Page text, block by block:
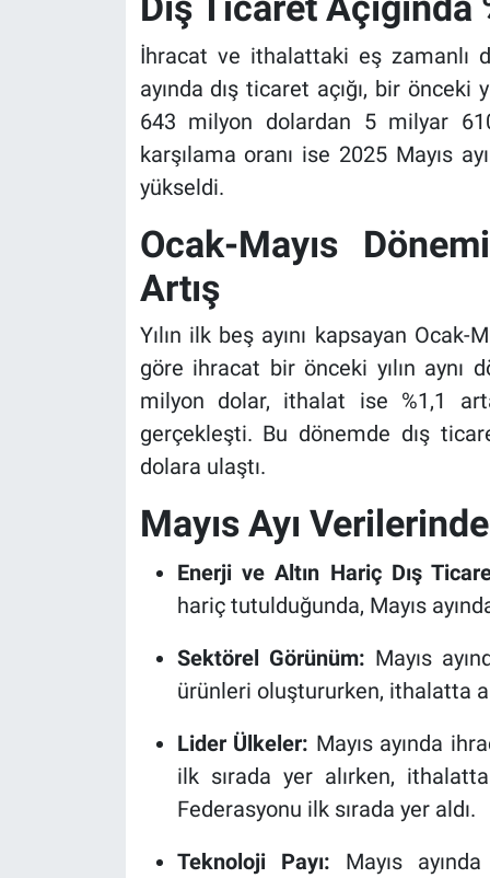
İhracat ve ithalattaki eş zamanlı
ayında dış ticaret açığı, bir önceki
643 milyon dolardan 5 milyar
karşılama oranı ise 2025 Mayıs
yükseldi.
Ocak-Mayıs
Artış
Yılın ilk beş ayını kapsayan
göre ihracat bir önceki yılın aynı
milyon dolar, ithalat ise %1,1
gerçekleşti. Bu dönemde dış
dolara ulaştı.
Mayıs Ayı
Enerji ve Altın Hariç Dış
hariç tutulduğunda, Mayıs
Sektörel Görünüm: Mayıs
ürünleri oluştururken, ithalatta
Lider Ülkeler: Mayıs ayında
ilk sırada yer alırken,
Federasyonu ilk sırada yer aldı.
Teknoloji Payı: Mayıs